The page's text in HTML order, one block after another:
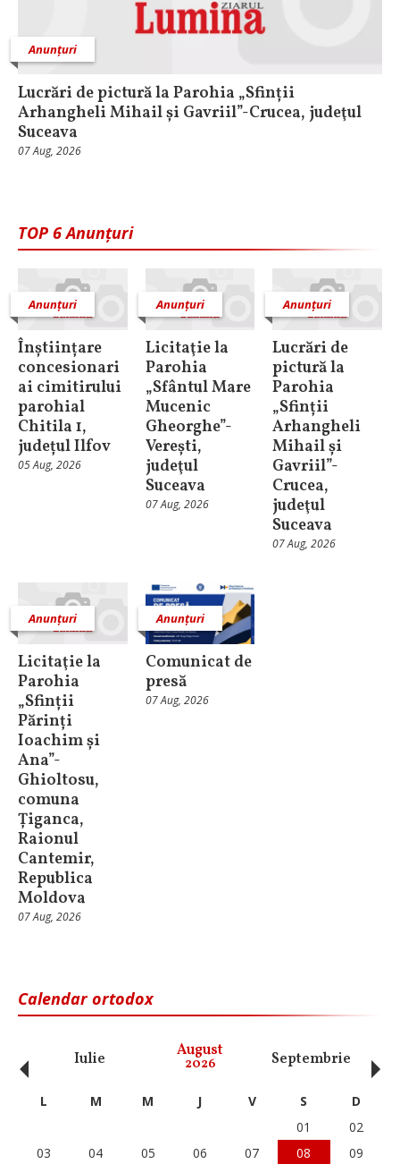
Anunțuri
Lucrări de pictură la Parohia „Sfinții
Arhangheli Mihail și Gavriil”-Crucea, judeţul
Suceava
07 Aug, 2026
TOP 6 Anunțuri
Anunțuri
Înștiințare
concesionari
ai cimitirului
parohial
Chitila 1,
județul Ilfov
05 Aug, 2026
Anunțuri
Licitaţie la
Parohia
„Sfântul Mare
Mucenic
Gheorghe”-
Verești,
judeţul
Suceava
07 Aug, 2026
Anunțuri
Lucrări de
pictură la
Parohia
„Sfinții
Arhangheli
Mihail și
Gavriil”-
Crucea,
judeţul
Suceava
07 Aug, 2026
Anunțuri
Licitaţie la
Parohia
„Sfinții
Părinți
Ioachim și
Ana”-
Ghioltosu,
comuna
Țiganca,
Raionul
Cantemir,
Republica
Moldova
07 Aug, 2026
Anunțuri
Comunicat de
presă
07 Aug, 2026
Calendar ortodox
Iulie August
2026 Septembrie
‹ L M M J V S
D
01
02
03
04 05 06 07 08 09